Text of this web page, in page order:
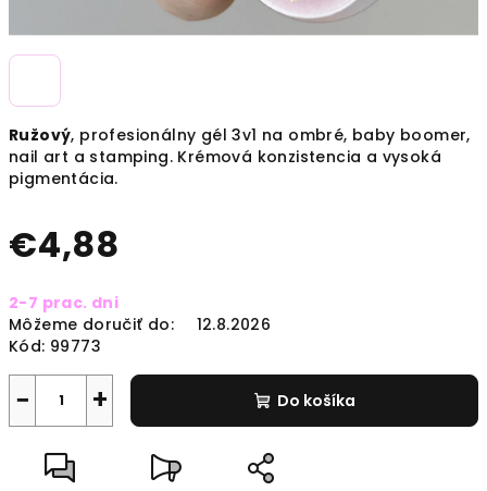
Ružový, profesionálny gél 3v1 na ombré, baby boomer,
nail art a stamping. Krémová konzistencia a vysoká
pigmentácia.
€4,88
cena:
2-7 prac. dni
Môžeme doručiť do:
12.8.2026
Kód: 99773
+
− Do košíka